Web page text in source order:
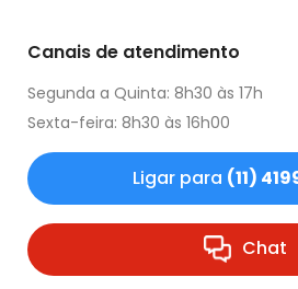
Canais de atendimento
Segunda a Quinta: 8h30 às 17h
Sexta-feira: 8h30 às 16h00
Ligar para (11)
Chat